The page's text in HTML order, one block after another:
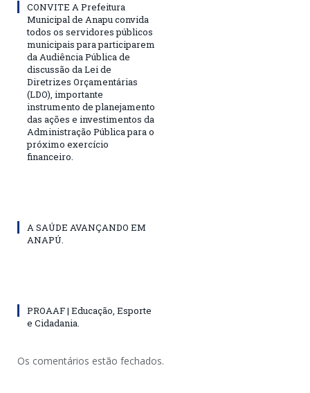
CONVITE A Prefeitura
Municipal de Anapu convida
todos os servidores públicos
municipais para participarem
da Audiência Pública de
discussão da Lei de
Diretrizes Orçamentárias
(LDO), importante
instrumento de planejamento
das ações e investimentos da
Administração Pública para o
próximo exercício
financeiro.
A SAÚDE AVANÇANDO EM
ANAPÚ.
PROAAF | Educação, Esporte
e Cidadania.
Os comentários estão fechados.